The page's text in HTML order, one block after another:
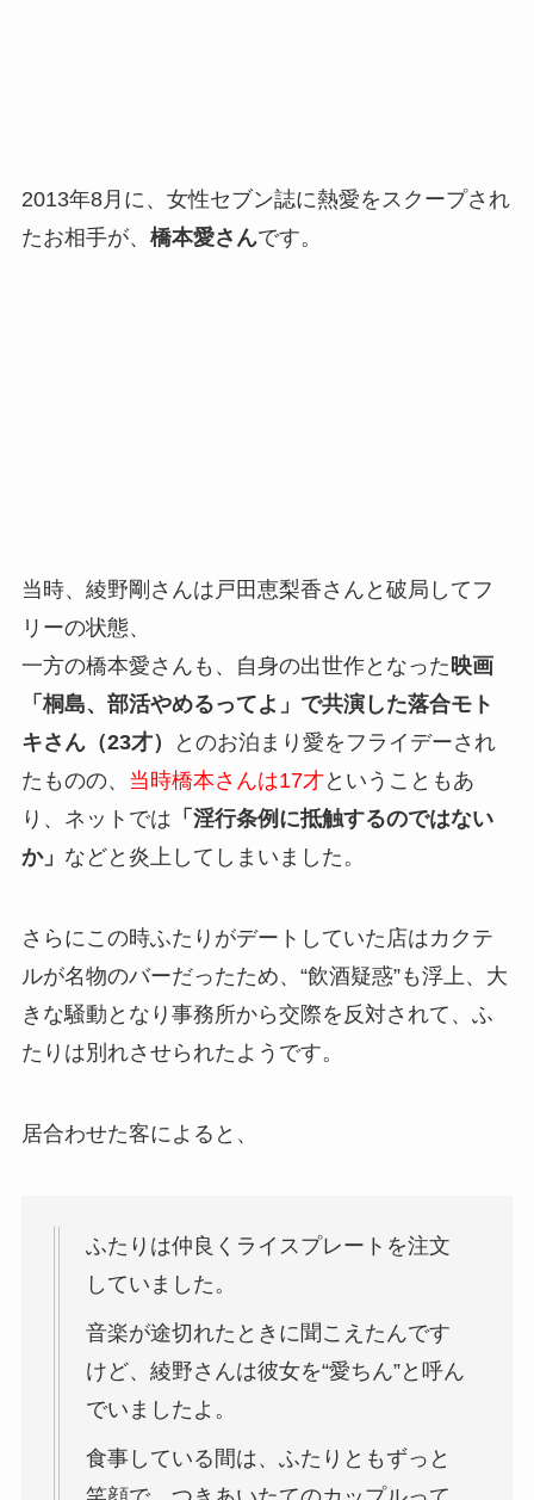
2013年8月に、女性セブン誌に熱愛をスクープされ
たお相手が、 橋本愛さんです。
当時、綾野剛さんは戸田恵梨香さんと破局してフ
リーの状態、
一方の橋本愛さんも、自身の出世作となった映画
「桐島、部活やめるってよ」で共演した落合モト
キさん（23才）
とのお泊まり愛をフライデーされ
たものの、 当時橋本さんは17才ということもあ
り、ネットでは 「淫行条例に抵触するのではない
か」 などと炎上してしまいました。
さらにこの時ふたりがデートしていた店はカクテ
ルが名物のバーだったため、“飲酒疑惑”も浮上、大
きな騒動となり事務所から交際を反対されて、ふ
たりは別れさせられたようです。
居合わせた客によると、
ふたりは仲良くライスプレートを注文
していました。
音楽が途切れたときに聞こえたんです
けど、綾野さんは彼女を“愛ちん”と呼ん
でいましたよ。
食事している間は、ふたりともずっと